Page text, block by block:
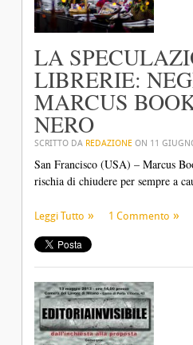
LA
LIBRERIE:
MARCUS
NERO
SCRITTO DA REDAZIONE ON 11
San Francisco (USA) – Marcus
rischia di chiudere per sempre a
Leggi Tutto 1 Commento